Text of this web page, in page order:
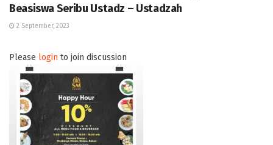
Beasiswa Seribu Ustadz – Ustadzah
2 September, 2023
Please login to join discussion